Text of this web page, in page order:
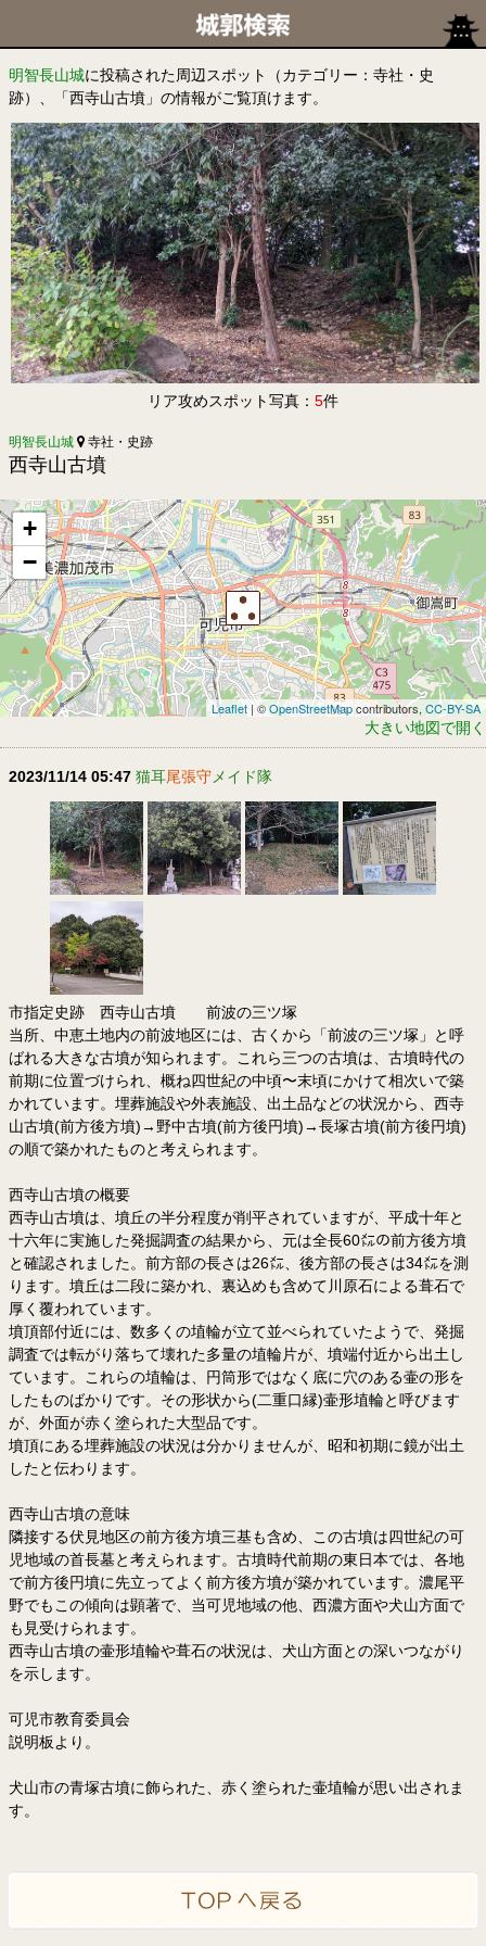
明智長山城に投稿された周辺スポット（カテゴリー：寺社・史
跡）、「西寺山古墳」の情報がご覧頂けます。
リア攻めスポット写真： 5件
明智長山城 寺社・史跡
西寺山古墳
+
−
Leaflet | ©OpenStreetMapcontributors, CC-BY-SA
大きい地図で開く
2023/11/14 05:47 猫耳尾張守 メイド隊
市指定史跡 西寺山古墳 前波の三ツ塚
当所、中恵土地内の前波地区には、古くから「前波の三ツ塚」と呼
ばれる大きな古墳が知られます。これら三つの古墳は、古墳時代の
前期に位置づけられ、概ね四世紀の中頃〜末頃にかけて相次いで築
かれています。埋葬施設や外表施設、出土品などの状況から、西寺
山古墳(前方後方墳)→野中古墳(前方後円墳)→長塚古墳(前方後円墳)
の順で築かれたものと考えられます。
西寺山古墳の概要
西寺山古墳は、墳丘の半分程度が削平されていますが、平成十年と
十六年に実施した発掘調査の結果から、元は全長60㍍の前方後方墳
と確認されました。前方部の長さは26㍍、後方部の長さは34㍍を測
ります。墳丘は二段に築かれ、裏込めも含めて川原石による葺石で
厚く覆われています。
墳頂部付近には、数多くの埴輪が立て並べられていたようで、発掘
調査では転がり落ちて壊れた多量の埴輪片が、墳端付近から出土し
ています。これらの埴輪は、円筒形ではなく底に穴のある壷の形を
したものばかりです。その形状から(二重口縁)壷形埴輪と呼びます
が、外面が赤く塗られた大型品です。
墳頂にある埋葬施設の状況は分かりませんが、昭和初期に鏡が出土
したと伝わります。
西寺山古墳の意味
隣接する伏見地区の前方後方墳三基も含め、この古墳は四世紀の可
児地域の首長墓と考えられます。古墳時代前期の東日本では、各地
で前方後円墳に先立ってよく前方後方墳が築かれています。濃尾平
野でもこの傾向は顕著で、当可児地域の他、西濃方面や犬山方面で
も見受けられます。
西寺山古墳の壷形埴輪や葺石の状況は、犬山方面との深いつながり
を示します。
可児市教育委員会
説明板より。
犬山市の青塚古墳に飾られた、赤く塗られた壷埴輪が思い出されま
す。